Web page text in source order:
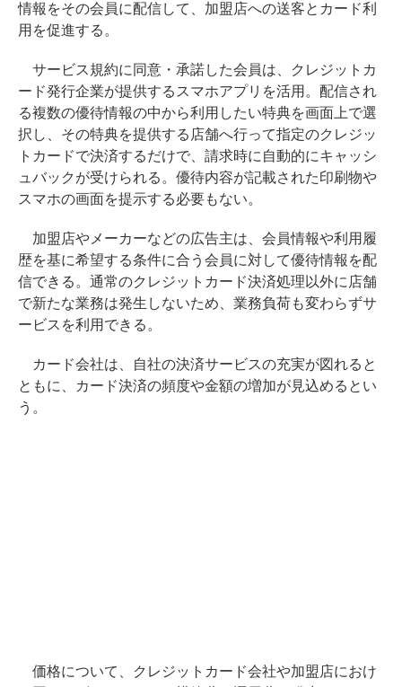
情報をその会員に配信して、加盟店への送客とカード利
用を促進する。
サービス規約に同意・承諾した会員は、クレジットカ
ード発行企業が提供するスマホアプリを活用。配信され
る複数の優待情報の中から利用したい特典を画面上で選
択し、その特典を提供する店舗へ行って指定のクレジッ
トカードで決済するだけで、請求時に自動的にキャッシ
ュバックが受けられる。優待内容が記載された印刷物や
スマホの画面を提示する必要もない。
加盟店やメーカーなどの広告主は、会員情報や利用履
歴を基に希望する条件に合う会員に対して優待情報を配
信できる。通常のクレジットカード決済処理以外に店舗
で新たな業務は発生しないため、業務負荷も変わらずサ
ービスを利用できる。
カード会社は、自社の決済サービスの充実が図れると
ともに、カード決済の頻度や金額の増加が見込めるとい
う。
価格について、クレジットカード会社や加盟店におけ